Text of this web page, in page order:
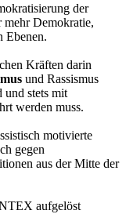
der
Demokratie,
Ebenen.
Kräften darin
und Rassismus
und stets mit
werden muss.
motivierte
gegen
aus der Mitte der
aufgelöst